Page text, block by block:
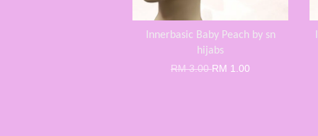
Innerbasic Baby Peach by sn
hijabs
RM 3.00RM 1.00